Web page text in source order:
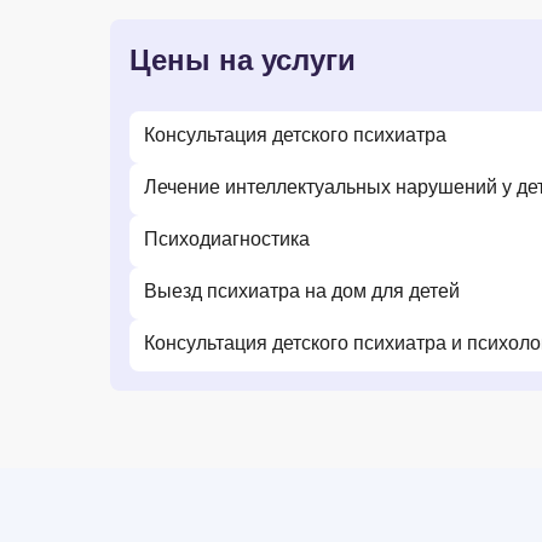
Цены на услуги
Консультация детского психиатра
Лечение интеллектуальных нарушений у
Психодиагностика
Выезд психиатра на дом для детей
Консультация детского психиатра и